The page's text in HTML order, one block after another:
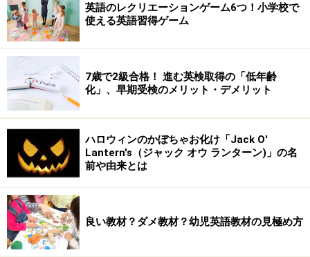
英語のレクリエーションゲーム6つ！小学校で
使える英語習得ゲーム
7歳で2級合格！ 進む英検取得の「低年齢
化」、早期受検のメリット・デメリット
ハロウィンのかぼちゃお化け「Jack O'
Lantern's（ジャック オウ ランターン)」の名
前や由来とは
良い教材？ダメ教材？幼児英語教材の見極め方